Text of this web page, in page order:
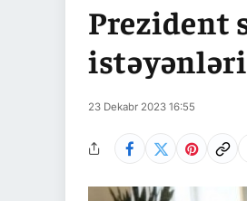
Prezident
23 Dekabr 2023 16:55